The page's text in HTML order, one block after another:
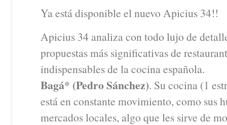
Ya está disponible el nuevo Apicius 34!!
Apicius 34 analiza con todo lujo de
propuestas más significativas de
indispensables de la cocina española.
Bagá* (Pedro Sánchez). Su cocina (1
está en constante movimiento, como sus
mercados locales, algo que les sirve de